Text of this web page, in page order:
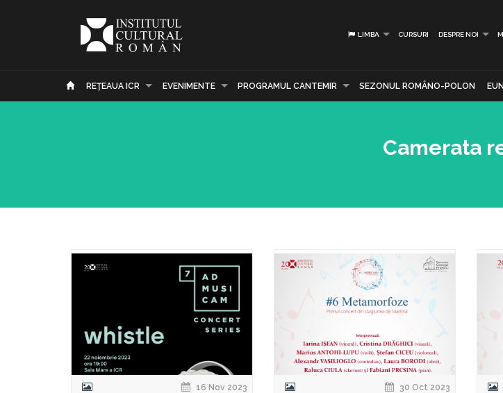
LIMBA CURSURI DESPRE NOI
REŢEAUA ICR EVENIMENTE PROGRAMUL CANTEMIR SEZONUL ROMÂNO-POLON
Camerata
16 Nov 2023 30 Oct 2023